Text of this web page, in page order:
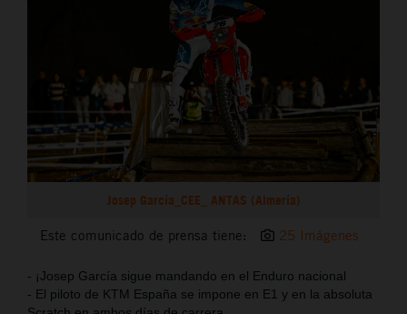
Josep García_CEE_ ANTAS (Almería)
Este comunicado de prensa tiene: 25 Imágenes
- ¡Josep García sigue mandando en el Enduro nacional
- El piloto de KTM España se impone en E1 y en la absoluta